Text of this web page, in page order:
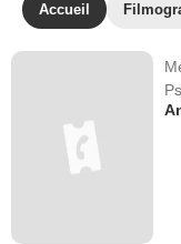
Accueil